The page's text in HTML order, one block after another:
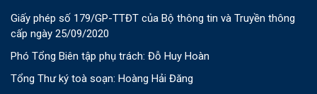
Giấy phép số 179/GP-TTĐT của Bộ thông tin và Truyền thông
cấp ngày 25/09/2020
Phó Tổng Biên tập phụ trách: Đỗ Huy Hoàn
Tổng Thư ký toà soạn: Hoàng Hải Đăng